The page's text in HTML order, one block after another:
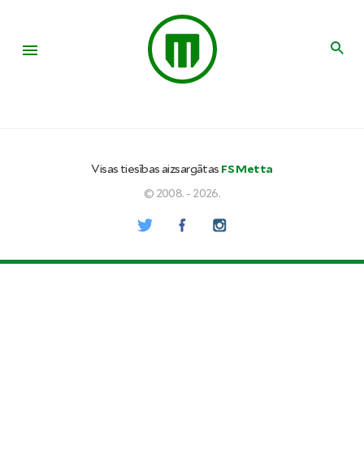
Visas tiesības aizsargātas FS Metta
© 2008. - 2026.